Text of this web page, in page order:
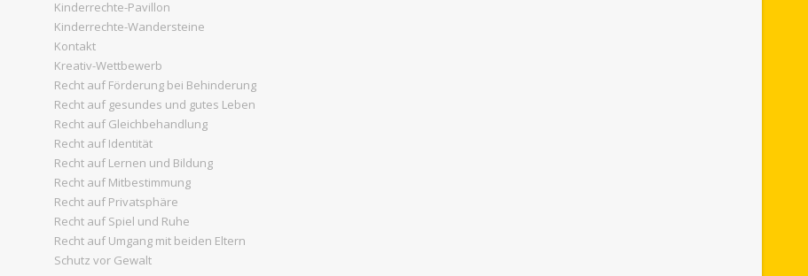
Kinderrechte-Pavillon
Kinderrechte-Wandersteine
Kontakt
Kreativ-Wettbewerb
Recht auf Förderung bei Behinderung
Recht auf gesundes und gutes Leben
Recht auf Gleichbehandlung
Recht auf Identität
Recht auf Lernen und Bildung
Recht auf Mitbestimmung
Recht auf Privatsphäre
Recht auf Spiel und Ruhe
Recht auf Umgang mit beiden Eltern
Schutz vor Gewalt